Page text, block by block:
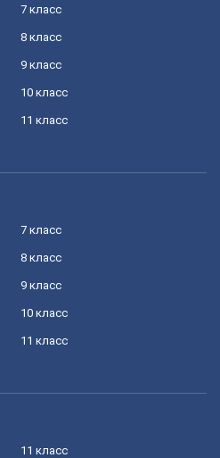
7 класс
8 класс
9 класс
10 класс
11 класс
7 класс
8 класс
9 класс
10 класс
11 класс
11 класс